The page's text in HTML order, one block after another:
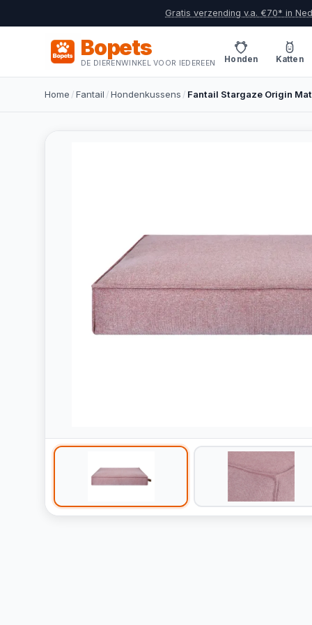
Gratis verzending v.a. €70* in
Bopets
DE DIERENWINKEL VOOR IEDEREEN Honden Katten
Home /Fantail /Hondenkussens / Fantail Stargaze Origin